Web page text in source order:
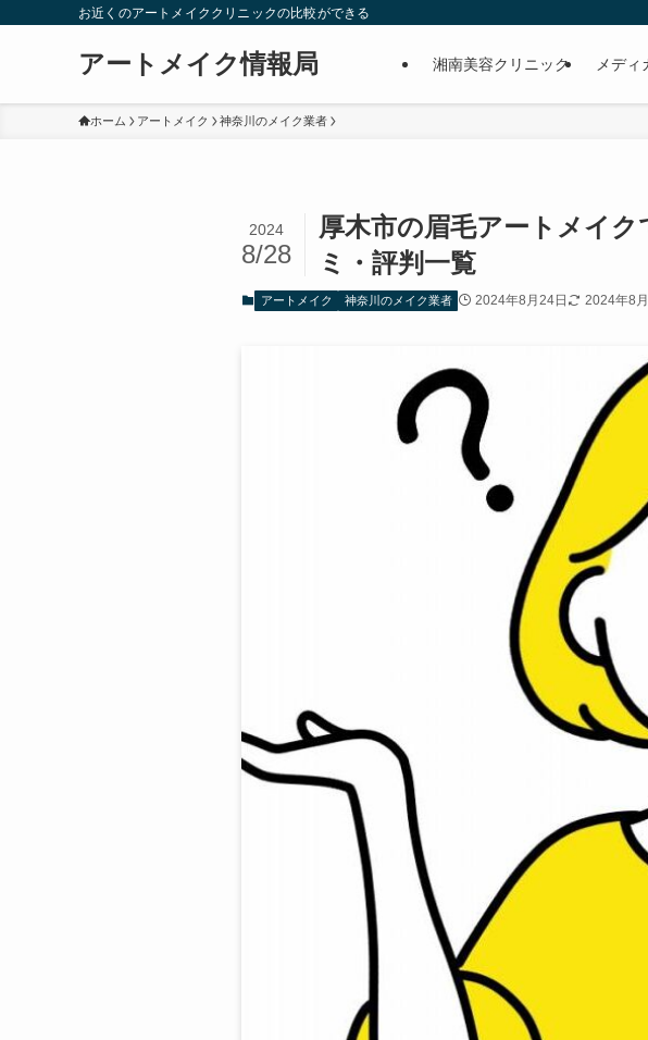
お近くのアートメイククリニックの比較ができる
アートメイク情報局 湘南美容クリニック メディ
ホーム アートメイク 神奈川のメイク業者
厚木市の眉毛アートメイ
ミ・評判一覧
2024
8/28
アートメイク 神奈川のメイク業者 2024年8月24日 2024年8